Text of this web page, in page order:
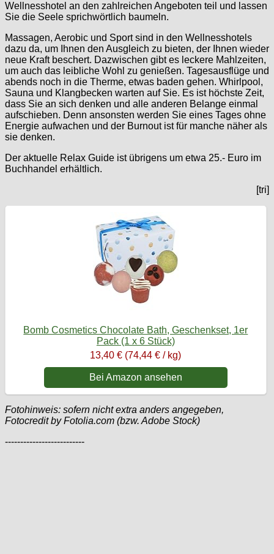
Wellnesshotel an den zahlreichen Angeboten teil und lassen
Sie die Seele sprichwörtlich baumeln.
Massagen, Aerobic und Sport sind in den Wellnesshotels
dazu da, um Ihnen den Ausgleich zu bieten, der Ihnen wieder
neue Kraft beschert. Dazwischen gibt es leckere Mahlzeiten,
um auch das leibliche Wohl zu genießen. Tagesausflüge und
abends noch in die Therme, etwas baden gehen. Whirlpool,
Sauna und Klangbecken warten auf Sie. Es ist höchste Zeit,
dass Sie an sich denken und alle anderen Belange einmal
aufschieben. Denn ansonsten werden Sie eines Tages ohne
Energie aufwachen und der Burnout ist für manche näher als
sie denken.
Der aktuelle Relax Guide ist übrigens um etwa 25.- Euro im
Buchhandel erhältlich.
[tri]
Bomb Cosmetics Chocolate Bath, Geschenkset, 1er
Pack (1 x 6 Stück)
13,40 € (74,44 € / kg)
Bei Amazon ansehen
Fotohinweis: sofern nicht extra anders angegeben,
Fotocredit by Fotolia.com (bzw. Adobe Stock)
--------------------------